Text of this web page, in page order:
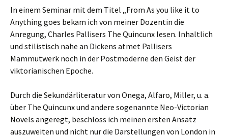
In einem Seminar mit dem Titel „From As you like it to
Anything goes bekam ich von meiner Dozentin die
Anregung, Charles Pallisers The Quincunx lesen. Inhaltlich
und stilistisch nahe an Dickens atmet Pallisers
Mammutwerk noch in der Postmoderne den Geist der
viktorianischen Epoche.
Durch die Sekundärliteratur von Onega, Alfaro, Miller, u. a.
über The Quincunx und andere sogenannte Neo-Victorian
Novels angeregt, beschloss ich meinen ersten Ansatz
auszuweiten und nicht nur die Darstellungen von London in